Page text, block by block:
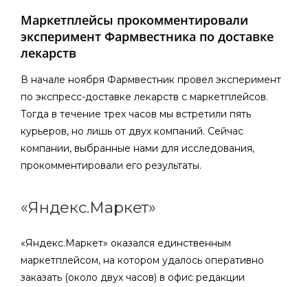
Маркетплейсы прокомментировали
эксперимент Фармвестника по доставке
лекарств
В начале ноября Фармвестник провел эксперимент
по экспресс-доставке лекарств с маркетплейсов.
Тогда в течение трех часов мы встретили пять
курьеров, но лишь от двух компаний. Сейчас
компании, выбранные нами для исследования,
прокомментировали его результаты.
«Яндекс.Маркет»
«Яндекс.Маркет» оказался единственным
маркетплейсом, на котором удалось оперативно
заказать (около двух часов) в офис редакции